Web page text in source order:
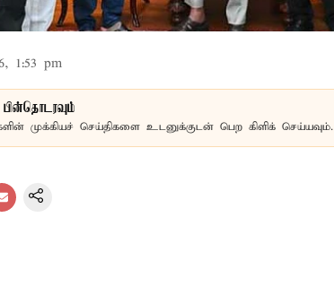
1:53 pm
முக்கியச் செய்திகளை உடனுக்குடன் பெற கிளிக் செய்யவும்.